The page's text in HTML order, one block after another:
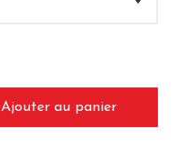
Ajouter au panier